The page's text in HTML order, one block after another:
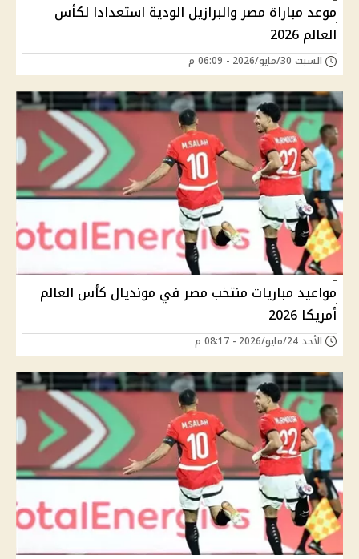
موعد مباراة مصر والبرازيل الودية استعدادا لكأس
العالم 2026
السبت 30/مايو/2026 - 06:09 م
مواعيد مباريات منتخب مصر في مونديال كأس العالم
أمريكا 2026
الأحد 24/مايو/2026 - 08:17 م